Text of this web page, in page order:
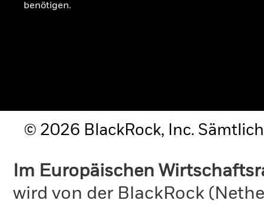
benötigen.
© 2026 BlackRock, Inc.
Im Europäischen
wird von der BlackRock